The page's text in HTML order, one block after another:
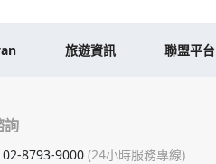
旅遊資訊 聯盟平台
詢
02-8793-9000 (24小時服務專線)